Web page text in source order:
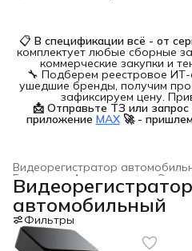
📋 В спецификации всё - от
комплектует любые сборные
коммерческие закупки и
🔧 Подберем реестровое
ушедшие бренды, получим
зафиксируем цену.
📩 Отправьте ТЗ или
приложение MAX 🚀 -
Видеорегистратор
Автотовары
Главная
Видеорегистратор
автомобильный
Фильтры